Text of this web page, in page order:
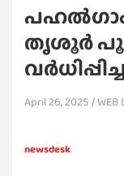
പഹൽഗാം
തൃശൂർ
April 26, 2025 WEB
newsdesk